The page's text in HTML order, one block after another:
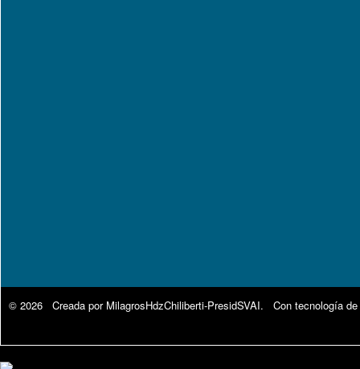
© 2026 Creada por MilagrosHdzChiliberti-PresidSVAI. Con tecnología de